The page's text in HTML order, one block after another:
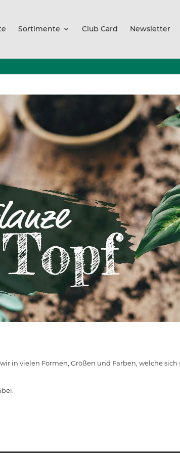
Sortimente Club Card Newsletter
in vielen Formen, Größen und Farben, welche